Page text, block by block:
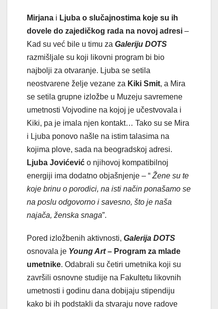
Mirjana i Ljuba o slučajnostima koje su ih
dovele do zajedičkog rada na novoj adresi –
Kad su već bile u timu za Galeriju DOTS
razmišljale su koji likovni program bi bio
najbolji za otvaranje. Ljuba se setila
neostvarene želje vezane za Kiki Smit, a Mira
se setila grupne izložbe u Muzeju savremene
umetnosti Vojvodine na kojoj je učestvovala i
Kiki, pa je imala njen kontakt… Tako su se Mira
i Ljuba ponovo našle na istim talasima na
kojima plove, sada na beogradskoj adresi.
Ljuba Jovićević o njihovoj kompatibilnoj
energiji ima dodatno objašnjenje – “Žene su te
koje brinu o porodici, na isti način ponašamo se
na poslu odgovorno i savesno, što je naša
najača, ženska snaga”.
Pored izložbenih aktivnosti, Galerija DOTS
osnovala je Young Art– Program za mlade
umetnike. Odabrali su četiri umetnika koji su
završili osnovne studije na Fakultetu likovnih
umetnosti i godinu dana dobijaju stipendiju
kako bi ih podstakli da stvaraju nove radove